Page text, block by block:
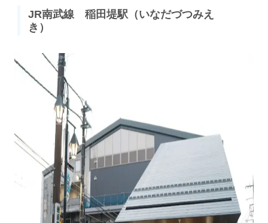
JR南武線 稲田堤駅（いなだづつみえ
き）